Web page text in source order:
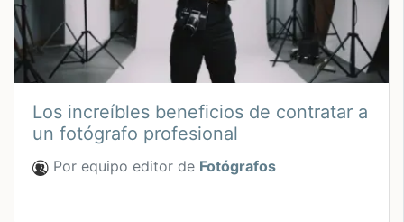
Los increíbles beneficios de contratar a
un fotógrafo profesional
Por equipo editor de Fotógrafos